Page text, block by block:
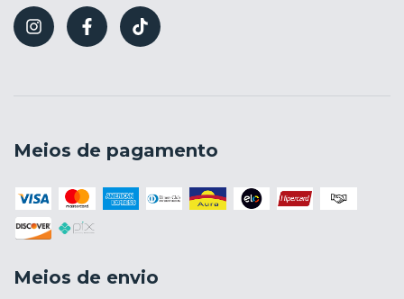
Meios de pagamento
Meios de envio